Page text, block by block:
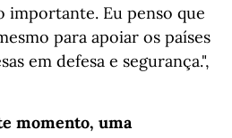
importante. Eu penso que
para apoiar os países
em defesa e segurança.",
momento, uma